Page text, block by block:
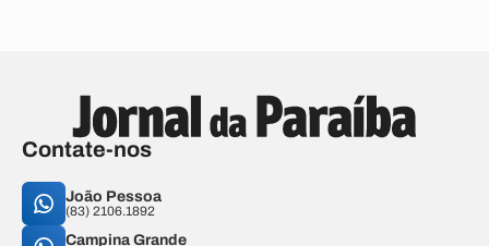
Contate-nos
João Pessoa
(83) 2106.1892
Campina Grande